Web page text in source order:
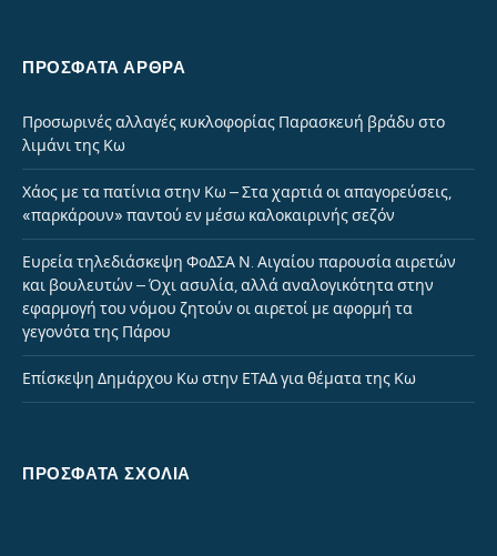
ΠΡΌΣΦΑΤΑ ΆΡΘΡΑ
Προσωρινές αλλαγές κυκλοφορίας Παρασκευή βράδυ στο
λιμάνι της Κω
Χάος με τα πατίνια στην Κω – Στα χαρτιά οι απαγορεύσεις,
«παρκάρουν» παντού εν μέσω καλοκαιρινής σεζόν
Ευρεία τηλεδιάσκεψη ΦοΔΣΑ Ν. Αιγαίου παρουσία αιρετών
και βουλευτών – Όχι ασυλία, αλλά αναλογικότητα στην
εφαρμογή του νόμου ζητούν οι αιρετοί με αφορμή τα
γεγονότα της Πάρου
Επίσκεψη Δημάρχου Κω στην ΕΤΑΔ για θέματα της Κω
ΠΡΌΣΦΑΤΑ ΣΧΌΛΙΑ